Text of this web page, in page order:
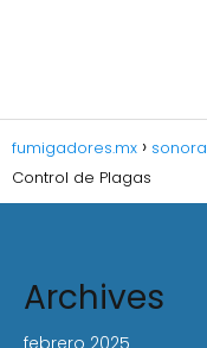
fumigadores.mx sonora
Control de Plagas
Archives
febrero 2025